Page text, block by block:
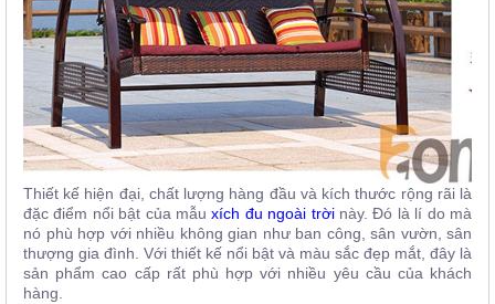
Thiết kế hiện đại, chất lượng hàng đầu và kích thước rộng rãi là
đặc điểm nổi bật của mẫuxích đu ngoài trờinày. Đó là lí do mà
nó phù hợp với nhiều không gian như ban công, sân vườn, sân
thượng gia đình. Với thiết kế nổi bật và màu sắc đẹp mắt, đây là
sản phẩm cao cấp rất phù hợp với nhiều yêu cầu của khách
hàng.